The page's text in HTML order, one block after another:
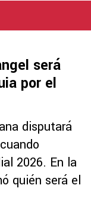
será
por el
disputará
2026. En la
quién será el